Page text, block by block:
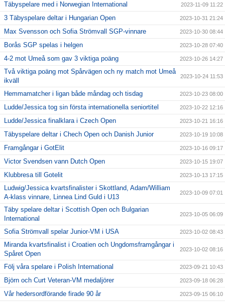
Täbyspelare med i Norwegian International 2023-11-09 11:22
3 Täbyspelare deltar i Hungarian Open 2023-10-31 21:24
Max Svensson och Sofia Strömvall SGP-vinnare 2023-10-30 08:44
Borås SGP spelas i helgen 2023-10-28 07:40
4-2 mot Umeå som gav 3 viktiga poäng 2023-10-26 14:27
Två viktiga poäng mot Spårvägen och ny match mot Umeå
ikväll
2023-10-24 11:53
Hemmamatcher i ligan både måndag och tisdag 2023-10-23 08:00
Ludde/Jessica tog sin första internationella seniortitel 2023-10-22 12:16
Ludde/Jessica finalklara i Czech Open 2023-10-21 16:16
Täbyspelare deltar i Chech Open och Danish Junior 2023-10-19 10:08
Framgångar i GotElit 2023-10-16 09:17
Victor Svendsen vann Dutch Open 2023-10-15 19:07
Klubbresa till Gotelit 2023-10-13 17:15
Ludwig/Jessica kvartsfinalister i Skottland, Adam/William
A-klass vinnare, Linnea Lind Guld i U13
2023-10-09 07:01
Täby spelare deltar i Scottish Open och Bulgarian
International
2023-10-05 06:09
Sofia Strömvall spelar Junior-VM i USA 2023-10-02 08:43
Miranda kvartsfinalist i Croatien och Ungdomsframgångar i
Spåret Open
2023-10-02 08:16
Följ våra spelare i Polish International 2023-09-21 10:43
Björn och Curt Veteran-VM medaljörer 2023-09-18 06:28
Vår hedersordförande firade 90 år 2023-09-15 06:10